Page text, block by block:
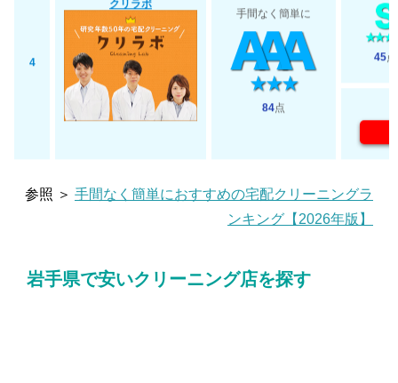
4
クリラボ
手間なく簡単に
84点
45点
参照 ＞ 手間なく簡単におすすめの宅配クリーニングラ
ンキング【2026年版】
岩手県で安いクリーニング店を探す